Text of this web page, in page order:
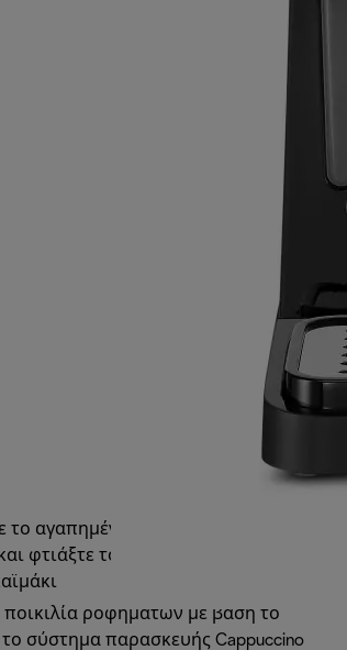
το αγαπημένο σας χαρμάνι ή
φτιάξτε τον δικό σας espresso με
ποικιλία ροφημάτων με βάση το
σύστημα παρασκευής Cappuccino